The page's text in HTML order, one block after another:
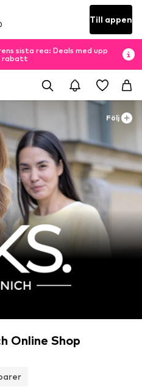
Till appen
sista rea: Deals med upp
rabatt
Följ
Online Shop